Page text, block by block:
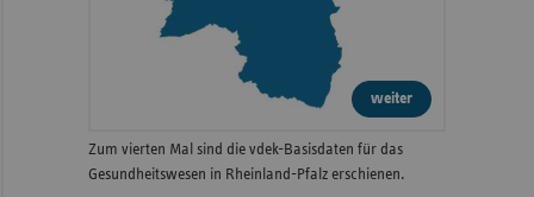
weiter
Zum vierten Mal sind die vdek-Basisdaten für das
Gesundheitswesen in Rheinland-Pfalz erschienen.